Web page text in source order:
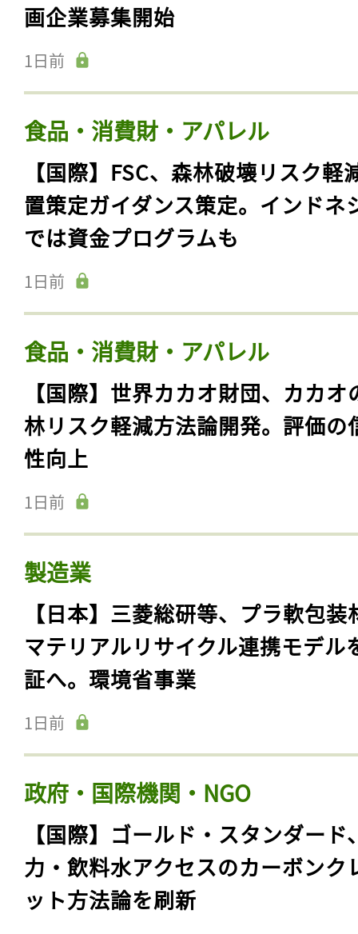
画企業募集開始
1日前
食品・消費財・アパレル
【国際】FSC、森林破壊リスク軽
置策定ガイダンス策定。インドネ
では資金プログラムも
1日前
食品・消費財・アパレル
【国際】世界カカオ財団、カカオ
林リスク軽減方法論開発。評価の
性向上
1日前
製造業
【日本】三菱総研等、プラ軟包装
マテリアルリサイクル連携モデル
証へ。環境省事業
1日前
政府・国際機関・NGO
【国際】ゴールド・スタンダード
力・飲料水アクセスのカーボンク
ット方法論を刷新